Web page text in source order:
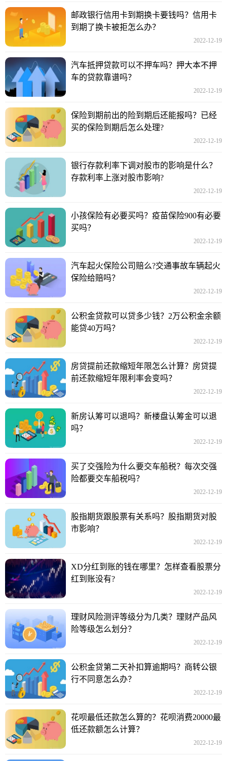
邮政银行信用卡到期换卡要钱吗？信用卡
到期了换卡被拒怎么办？
2022-12-19
汽车抵押贷款可以不押车吗？押大本不押
车的贷款靠谱吗？
2022-12-19
保险到期前出的险到期后还能报吗？已经
买的保险到期后怎么处理?
2022-12-19
银行存款利率下调对股市的影响是什么？
存款利率上涨对股市影响?
2022-12-19
小孩保险有必要买吗？疫苗保险900有必要
买吗？
2022-12-19
汽车起火保险公司赔么?交通事故车辆起火
保险给赔吗？
2022-12-19
公积金贷款可以贷多少钱？2万公积金余额
能贷40万吗？
2022-12-19
房贷提前还款缩短年限怎么计算？房贷提
前还款缩短年限利率会变吗？
2022-12-19
新房认筹可以退吗？新楼盘认筹金可以退
吗？
2022-12-19
买了交强险为什么要交车船税？每次交强
险都要交车船税吗？
2022-12-19
股指期货跟股票有关系吗？股指期货对股
市影响？
2022-12-19
XD分红到账的钱在哪里？怎样查看股票分
红到账没有?
2022-12-19
理财风险测评等级分为几类？理财产品风
险等级怎么划分？
2022-12-19
公积金贷第二天补扣算逾期吗？商转公银
行不同意怎么办？
2022-12-19
花呗最低还款怎么算的？花呗消费20000最
低还款额怎么计算？
2022-12-19